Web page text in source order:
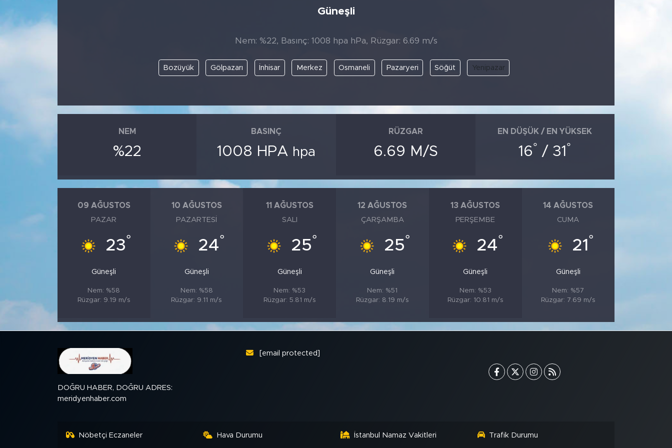
Güneşli
Nem: %22, Basınç: 1008 hpa hPa, Rüzgar: 6.69 m/s
Bozüyük Gölpazarı İnhisar Merkez Osmaneli Pazaryeri Söğüt Yenipazar
NEM
%22
BASINÇ
1008 HPA hpa
RÜZGAR
6.69 M/S
EN DÜŞÜK / EN YÜKSEK
16° / 31 °
09 AĞUSTOS
PAZAR
23°
Güneşli
Nem: %58
Rüzgar: 9.19 m/s
10 AĞUSTOS
PAZARTESI
24°
Güneşli
Nem: %58
Rüzgar: 9.11 m/s
11 AĞUSTOS
SALI
25°
Güneşli
Nem: %53
Rüzgar: 5.81 m/s
12 AĞUSTOS
ÇARŞAMBA
25°
Güneşli
Nem: %51
Rüzgar: 8.19 m/s
13 AĞUSTOS
PERŞEMBE
24°
Güneşli
Nem: %53
Rüzgar: 10.81 m/s
14 AĞUSTOS
CUMA
21 °
Güneşli
Nem: %57
Rüzgar: 7.69 m/s
DOĞRU HABER, DOĞRU ADRES:
meridyenhaber.com
[email protected]
Nöbetçi Eczaneler Hava Durumu İstanbul Namaz Vakitleri Trafik Durumu
BİLİM-TEKNOLOJİ
KÜLTÜR SANAT
TARİHTEN GÜNÜMÜZE
SAĞLIK